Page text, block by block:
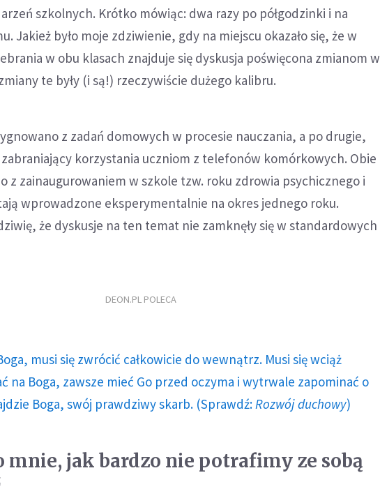
szkolnych. Krótko mówiąc: dwa razy po półgodzinki i na
Jakież było moje zdziwienie, gdy na miejscu okazało się, że w
w obu klasach znajduje się dyskusja poświęcona zmianom w
te były (i są!) rzeczywiście dużego kalibru.
z zadań domowych w procesie nauczania, a po drugie,
korzystania uczniom z telefonów komórkowych. Obie
z zainaugurowaniem w szkole tzw. roku zdrowia psychicznego i
wprowadzone eksperymentalnie na okres jednego roku.
że dyskusje na ten temat nie zamknęły się w standardowych
DEON.PL POLECA
musi się zwrócić całkowicie do wewnątrz. Musi się wciąż
na Boga, zawsze mieć Go przed oczyma i wytrwale zapominać o
Boga, swój prawdziwy skarb. (Sprawdź: Rozwój duchowy)
mnie, jak bardzo nie potrafimy ze sobą